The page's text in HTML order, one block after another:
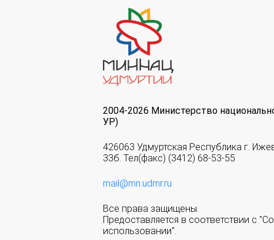
2004-2026 Министерство
УР)
426063 Удмуртская Республика г.
33б. Тел(факс) (3412) 68-53-55
mail@mn.udmr.ru
Все права защищены.
Предоставляется в соответствии с
использовании".